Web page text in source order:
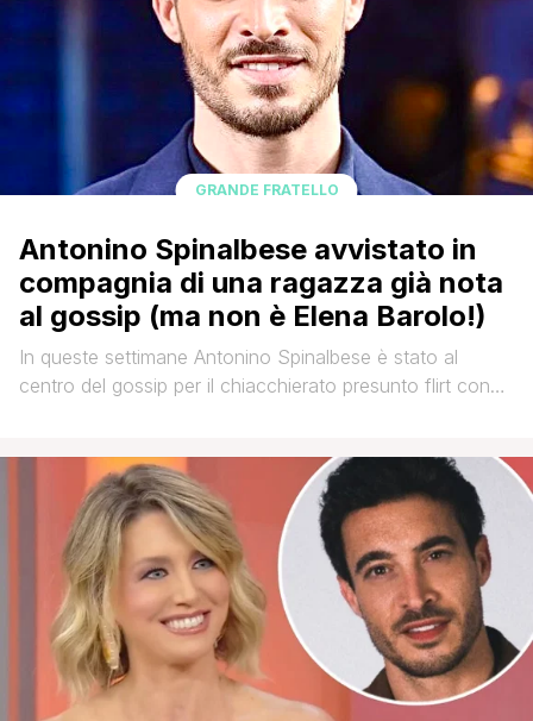
GRANDE FRATELLO
Antonino Spinalbese avvistato in
compagnia di una ragazza già nota
al gossip (ma non è Elena Barolo!)
In queste settimane Antonino Spinalbese è stato al
centro del gossip per il chiacchierato presunto flirt con
l'esperienza al reality avrebbero intrapreso una
conoscenza a telecamere spente. A tal proposito era
intervenuto in primis Antonino svelando: Credo [']